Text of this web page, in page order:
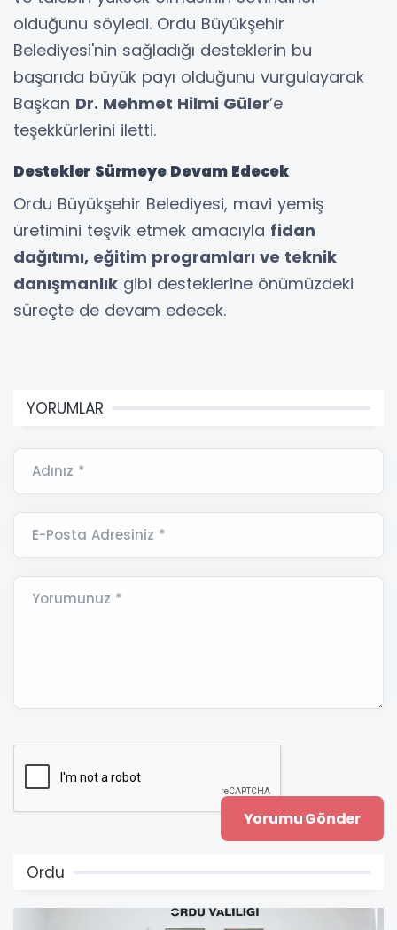
olduğunu söyledi. Ordu Büyükşehir
Belediyesi'nin sağladığı desteklerin bu
başarıda büyük payı olduğunu vurgulayarak
Başkan Dr. Mehmet Hilmi Güler’e
teşekkürlerini iletti.
Destekler Sürmeye Devam Edecek
Ordu Büyükşehir Belediyesi, mavi yemiş
üretimini teşvik etmek amacıyla fidan
dağıtımı, eğitim programları ve teknik
danışmanlık gibi desteklerine önümüzdeki
süreçte de devam edecek.
YORUMLAR
Adınız *
E-Posta Adresiniz *
Yorumunuz *
Ordu